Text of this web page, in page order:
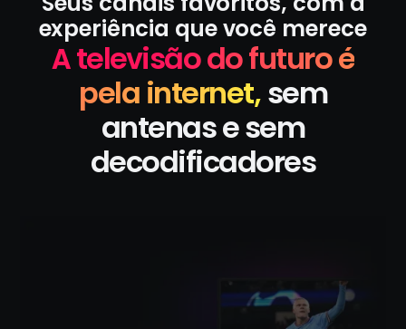
experiência que você merece
A televisão do futuro é
pela internet,sem
antenas e sem
decodificadores